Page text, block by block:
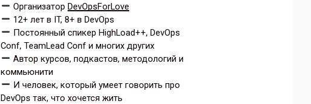
Организатор DevOpsForLove
12+ лет в IT, 8+ в DevOps
Постоянный спикер HighLoad++, DevOps
Conf, TeamLead Conf и многих других
Автор курсов, подкастов, методологий и
коммьюнити
И человек, который умеет говорить про
DevOps так, что хочется жить